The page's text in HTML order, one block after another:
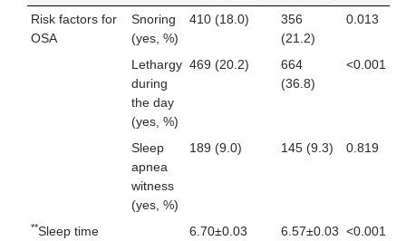
Risk factors for
OSA
Snoring
(yes, %)
410 (18.0)
356
(21.2)
0.013
Lethargy
during
the day
(yes, %)
469 (20.2)
664
(36.8)
<0.001
Sleep
apnea
witness
(yes, %)
189 (9.0) 145 (9.3) 0.819
**Sleep time
6.70±0.03 6.57±0.03 <0.001